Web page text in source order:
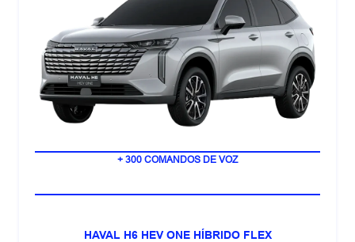
POTÊNCIA COMBINADA DE 248 CV
HAVAL H6 HEV ONE HÍBRIDO FLEX